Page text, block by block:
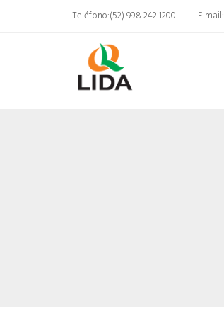
Teléfono:(52) 998 242 1200 E-mail: